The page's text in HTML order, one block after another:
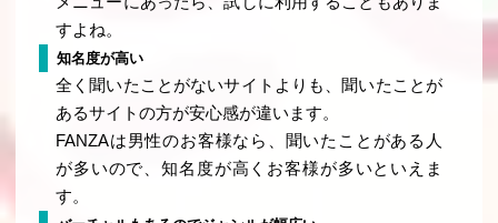
すよね。
知名度が高い
全く聞いたことがないサイトよりも、聞いたことが
あるサイトの方が安心感が違います。
FANZAは男性のお客様なら、聞いたことがある人
が多いので、知名度が高くお客様が多いといえま
す。